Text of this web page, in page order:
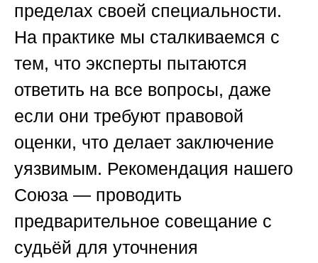
пределах своей специальности.
На практике мы сталкиваемся с
тем, что эксперты пытаются
ответить на все вопросы, даже
если они требуют правовой
оценки, что делает заключение
уязвимым. Рекомендация нашего
Союза — проводить
предварительное совещание с
судьёй для уточнения